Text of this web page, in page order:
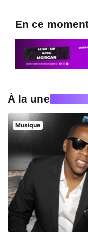
En ce
À la une
Musique